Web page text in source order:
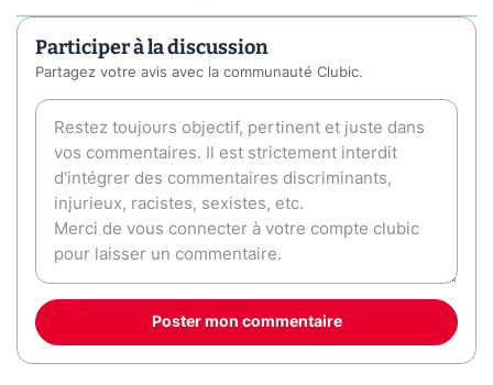
Participer à la discussion
Partagez votre avis avec la communauté Clubic.
Poster mon commentaire